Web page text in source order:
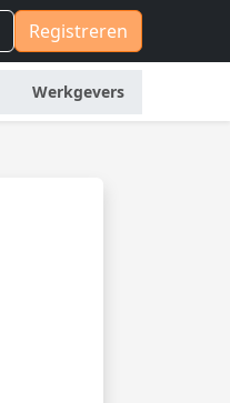
Registreren
Werkgevers